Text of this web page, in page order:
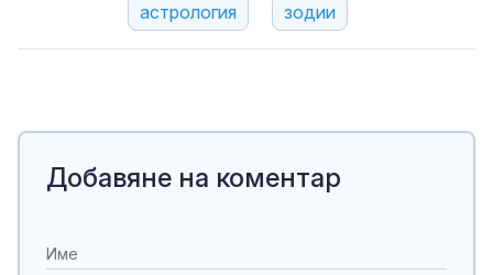
астрология зодии
Добавяне на коментар